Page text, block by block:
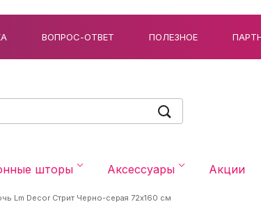
ВОПРОС-ОТВЕТ ПОЛЕЗНОЕ
шторы Аксессуары Акции
Lm Decor Стрит Черно-серая 72x160 см